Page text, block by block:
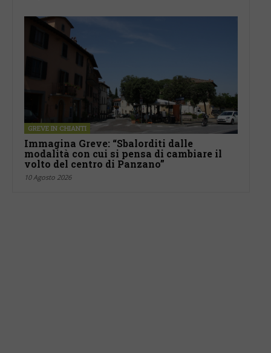
GREVE IN CHIANTI
Immagina Greve: “Sbalorditi dalle
modalità con cui si pensa di cambiare il
volto del centro di Panzano”
10 Agosto 2026